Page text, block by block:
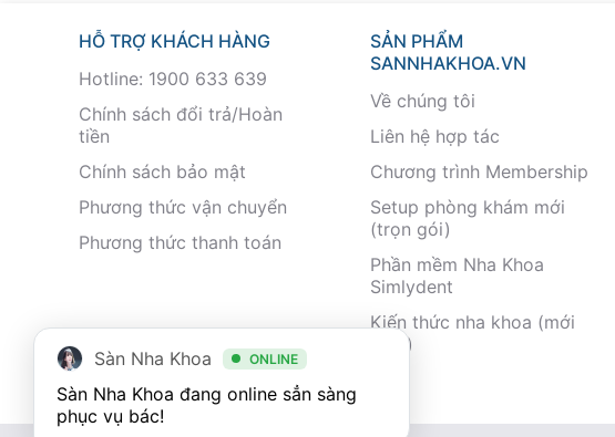
HỖ TRỢ KHÁCH HÀNG
Hotline: 1900 633 639
Chính sách đổi trả/Hoàn
tiền
Chính sách bảo mật
Phương thức vận chuyển
Phương thức thanh toán
SẢN PHẨM
SANNHAKHOA.VN
Về chúng tôi
Liên hệ hợp tác
Chương trình Membership
Setup phòng khám mới
(trọn gói)
Phần mềm Nha Khoa
Simlydent
Kiến thức nha khoa (mới
nhất)
Sàn Nha Khoa ONLINE
Sàn Nha Khoa đang online sẳn sàng
phục vụ bác!